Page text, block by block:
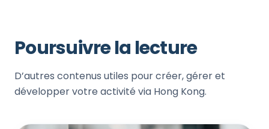
Poursuivre la lecture
D’autres contenus utiles pour créer, gérer et
développer votre activité via Hong Kong.